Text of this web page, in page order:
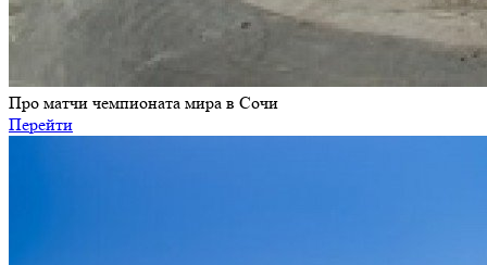
Про матчи чемпионата мира в Сочи
Перейти